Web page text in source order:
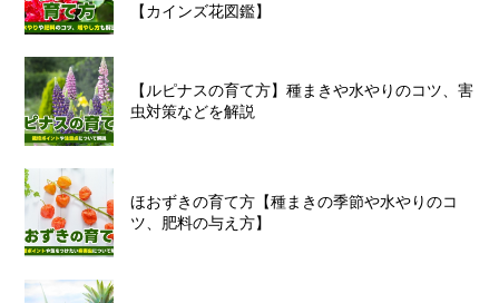
【カインズ花図鑑】
【ルピナスの育て方】種まきや水やりのコツ、害
虫対策などを解説
ほおずきの育て方【種まきの季節や水やりのコ
ツ、肥料の与え方】